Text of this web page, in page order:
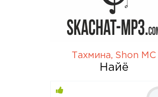
Тахмина, Shon MC
Найё